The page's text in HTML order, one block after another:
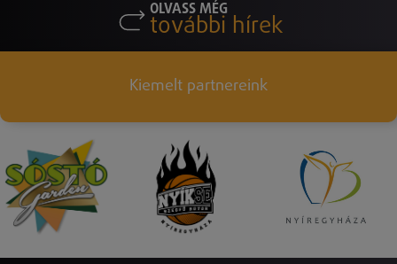
OLVASS MÉG
további hírek
Kiemelt partnereink